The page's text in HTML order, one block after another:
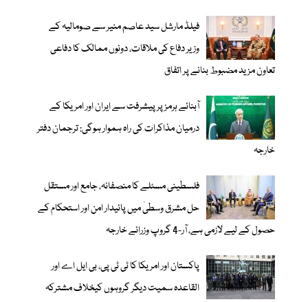
فیلڈ مارشل سید عاصم منیر سے صومالیہ کے
وزیر دفاع کی ملاقات، دونوں ممالک کا دفاعی
تعاون مزید مضبوط بنانے پر اتفاق
آبنائے ہرمز پر پیشرفت سے ایران اور امریکا کے
درمیان مذاکرات کی راہ ہموار ہوگی: ترجمان دفتر
خارجہ
فلسطینی مسئلے کا منصفانہ، جامع اور مستقل
حل مشرق وسطیٰ میں پائیدار امن اور استحکام کے
حصول کے لیے لازمی ہے، آر-4 گروپ وزرائے خارجہ
پاکستان اور امریکا کا ٹی ٹی پی، بی ایل اے اور
القاعدہ سمیت دیگر گروہوں کیخلاف مشترکہ